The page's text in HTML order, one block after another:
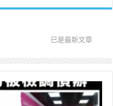
已是最新文章